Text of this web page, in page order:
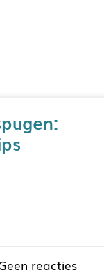
reacties